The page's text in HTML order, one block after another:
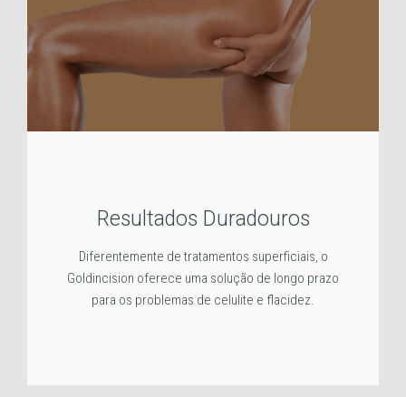
Resultados Duradouros
Diferentemente de tratamentos superficiais, o
Goldincision oferece uma solução de longo prazo
para os problemas de celulite e flacidez.